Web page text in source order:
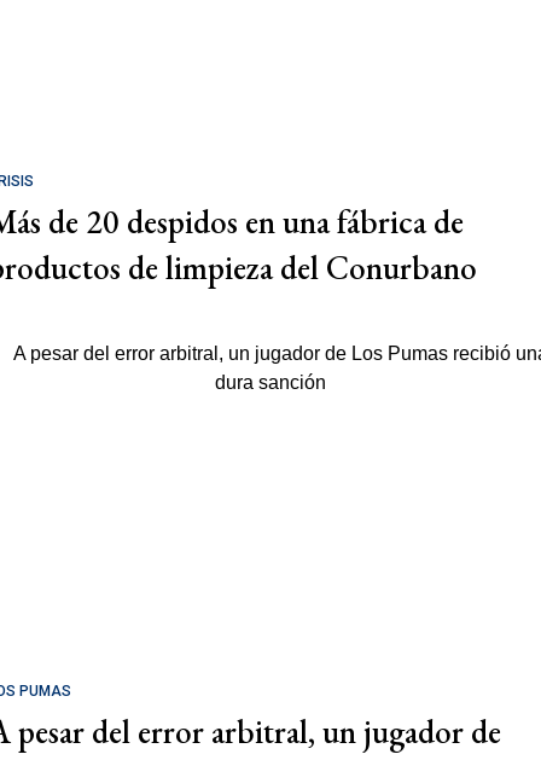
de 20 despidos en una fábrica de
de limpieza del Conurbano
PUMAS
pesar del error arbitral, un jugador de